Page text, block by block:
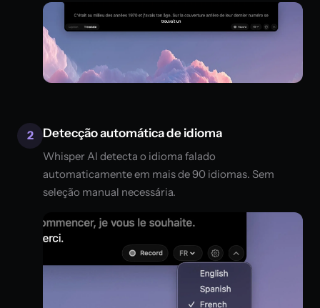
2 Detecção automática de idioma
Whisper AI detecta o idioma falado
automaticamente em mais de 90 idiomas. Sem
seleção manual necessária.